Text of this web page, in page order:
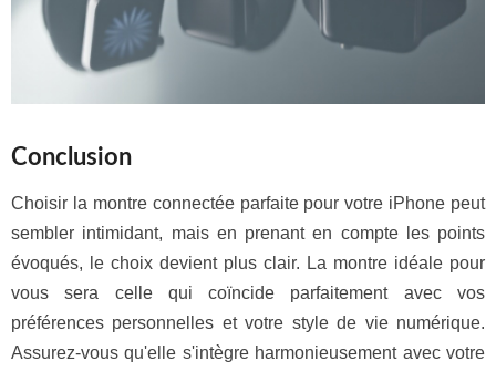
Conclusion
Choisir la montre connectée parfaite pour votre iPhone peut
sembler intimidant, mais en prenant en compte les points
évoqués, le choix devient plus clair. La montre idéale pour
vous sera celle qui coïncide parfaitement avec vos
préférences personnelles et votre style de vie numérique.
Assurez-vous qu'elle s'intègre harmonieusement avec votre